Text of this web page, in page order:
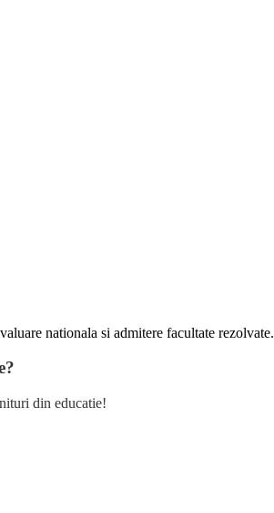
nationala si admitere facultate rezolvate.
din educatie!